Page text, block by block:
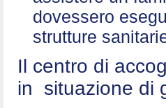
dovessero
strutture
Il centro di
in situazione di